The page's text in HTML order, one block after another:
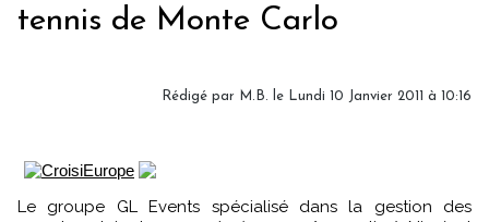
tennis de Monte Carlo
Rédigé par M.B. le Lundi 10 Janvier 2011 à 10:16
Le groupe GL Events spécialisé dans la gestion des